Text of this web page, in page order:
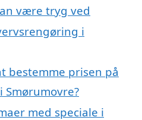
være tryg ved
i
bestemme prisen på
med speciale i